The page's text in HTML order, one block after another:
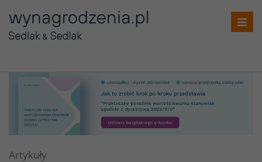
Artykuły